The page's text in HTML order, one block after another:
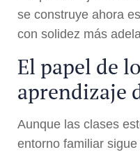
se construye ahora
con solidez más
El papel de
aprendizaje
Aunque las clases
entorno familiar